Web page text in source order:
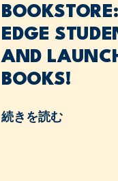
EDGE
AND
BOOKS!
続きを読む